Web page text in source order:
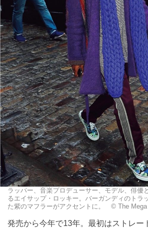
ラッパー、音楽プロデューサー、モデル、俳優
るエイサップ・ロッキー。バーガンディのトラ
た紫のマフラーがアクセントに。 © The Mega
発売から今年で13年。最初はストレー